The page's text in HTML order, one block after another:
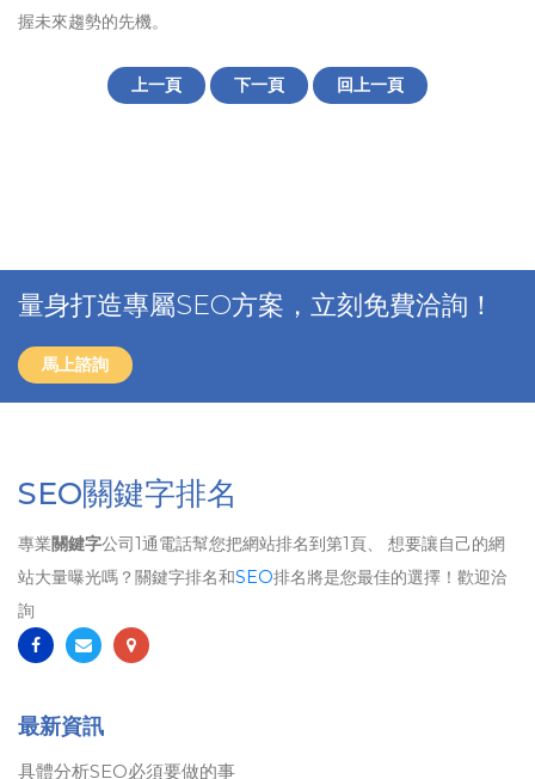
握未來趨勢的先機。
上一頁 下一頁 回上一頁
量身打造專屬SEO方案，立刻免費洽詢！
馬上諮詢
SEO關鍵字排名
專業關鍵字公司1通電話幫您把網站排名到第1頁、 想要讓自己的網
站大量曝光嗎？關鍵字排名和SEO排名將是您最佳的選擇！歡迎洽
詢
最新資訊
具體分析SEO必須要做的事